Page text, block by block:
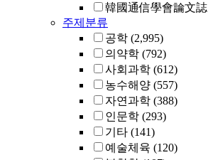
韓國通信學會論文誌
주제분류
공학 (2,995)
의약학 (792)
사회과학 (612)
농수해양 (557)
자연과학 (388)
인문학 (293)
기타 (141)
예술체육 (120)